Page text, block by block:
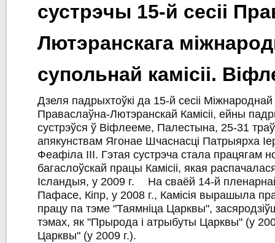
сустрэчы 15-й сесіі
Лютэранскага
супольнай камісіі.
Дзеля падрыхтоўкі да 15-й сесіі
Праваслаўна-Лютэранскай Камісіі, ейны
сустрэўся ў Віфлееме, Палестына, 25-31
апякунствам Ягонае Шчаснасці Патрыярха
Феафіла ІІІ. Гэтая сустрэча стала працягам
багаслоўскай працы Камісіі, якая
Ісландыя, у 2009 г. На сваёй 14-й
Пафасе, Кіпр, у 2008 г., Камісія вырашыла
працу па тэме "Таямніца Царквы",
тэмах, як "Прырода і атрыбуты Царквы" (у
Царквы" (у 2009 г.).